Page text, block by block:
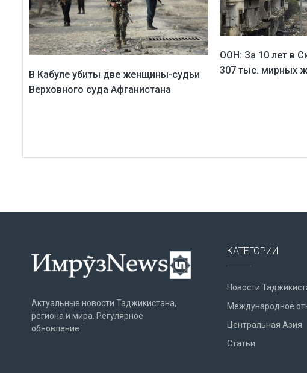
В Кабуле убиты две женщины-судьи
Верховного суда Афганистана
ООН: За 10 лет в
307 тыс. мирных
Актуальные новости Таджикистана,
региона и мира. Регулярное
обновление.
КАТЕГОРИИ
Новости
Международное
Центральная Азия
Статьи